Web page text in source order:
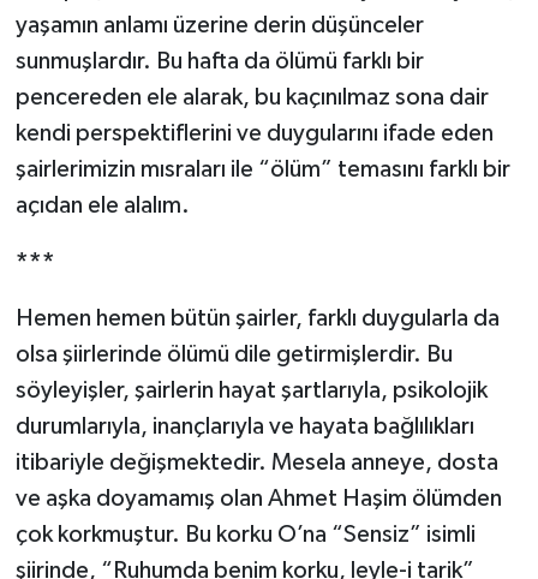
yaşamın anlamı üzerine derin düşünceler
sunmuşlardır. Bu hafta da ölümü farklı bir
pencereden ele alarak, bu kaçınılmaz sona dair
kendi perspektiflerini ve duygularını ifade eden
şairlerimizin mısraları ile “ölüm” temasını farklı bir
açıdan ele alalım.
***
Hemen hemen bütün şairler, farklı duygularla da
olsa şiirlerinde ölümü dile getirmişlerdir. Bu
söyleyişler, şairlerin hayat şartlarıyla, psikolojik
durumlarıyla, inançlarıyla ve hayata bağlılıkları
itibariyle değişmektedir. Mesela anneye, dosta
ve aşka doyamamış olan Ahmet Haşim ölümden
çok korkmuştur. Bu korku O’na “Sensiz” isimli
şiirinde, “Ruhumda benim korku, leyle-i tarik”